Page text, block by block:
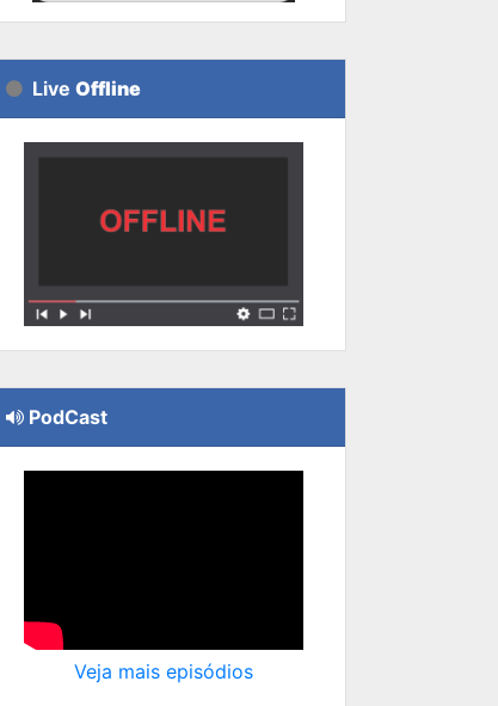
Live Offline
PodCast
Veja mais episódios